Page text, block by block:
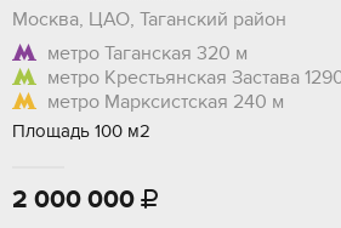
Москва, ЦАО, Таганский район
метро Таганская 320 м
метро Крестьянская Застава
метро Марксистская 240 м
Площадь 100 м2
2 000 000 